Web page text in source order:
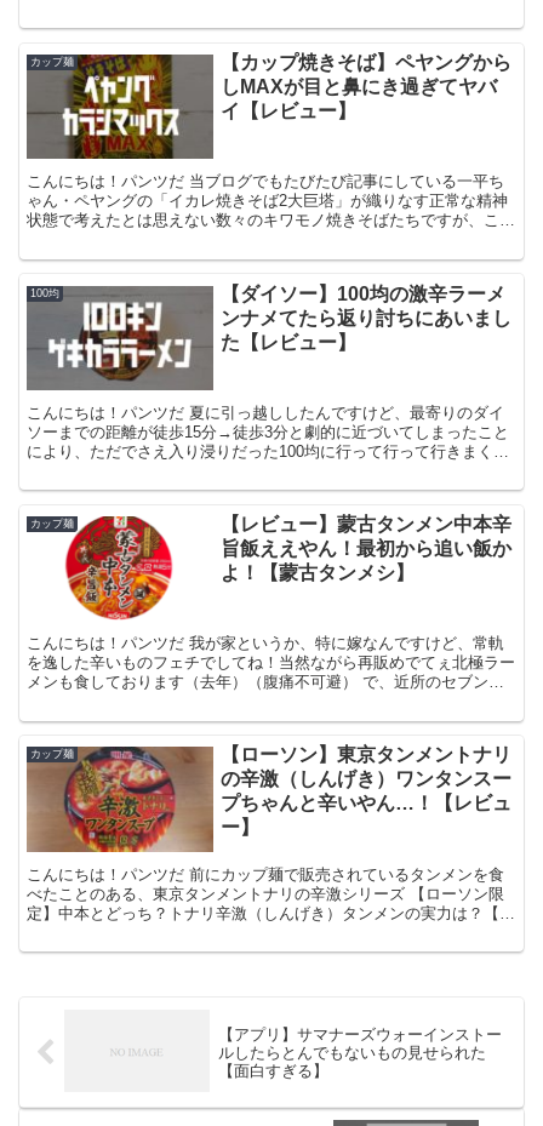
カップ麺
【カップ焼きそば】ペヤングから
しMAXが目と鼻にき過ぎてヤバ
イ【レビュー】
こんにちは！パンツだ 当ブログでもたびたび記事にしている一平ち
ゃん・ペヤングの「イカレ焼きそば2大巨塔」が織りなす正常な精神
状態で考えたとは思えない数々のキワモノ焼きそばたちですが、ここ
100均
【ダイソー】100均の激辛ラーメ
ンナメてたら返り討ちにあいまし
た【レビュー】
こんにちは！パンツだ 夏に引っ越ししたんですけど、最寄りのダイ
ソーまでの距離が徒歩15分→徒歩3分と劇的に近づいてしまったこと
により、ただでさえ入り浸りだった100均に行って行って行きまくる
カップ麺
【レビュー】蒙古タンメン中本辛
旨飯ええやん！最初から追い飯か
よ！【蒙古タンメシ】
こんにちは！パンツだ 我が家というか、特に嫁なんですけど、常軌
を逸した辛いものフェチでしてね！当然ながら再販めでてぇ北極ラー
メンも食しております（去年）（腹痛不可避） で、近所のセブンイ
カップ麺
【ローソン】東京タンメントナリ
の辛激（しんげき）ワンタンスー
プちゃんと辛いやん…！【レビュ
ー】
こんにちは！パンツだ 前にカップ麺で販売されているタンメンを食
べたことのある、東京タンメントナリの辛激シリーズ 【ローソン限
定】中本とどっち？トナリ辛激（しんげき）タンメンの実力は？【激
【アプリ】サマナーズウォーインストー
ルしたらとんでもないもの見せられた
【面白すぎる】